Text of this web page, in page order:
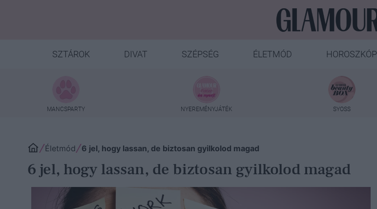
SZTÁROK DIVAT SZÉPSÉG ÉLETMÓD HOROSZKÓP
MANCSPARTY NYEREMÉNYJÁTÉK SYOSS
Életmód 6 jel, hogy lassan, de biztosan gyilkolod magad
6 jel, hogy lassan, de biztosan gyilkolod magad